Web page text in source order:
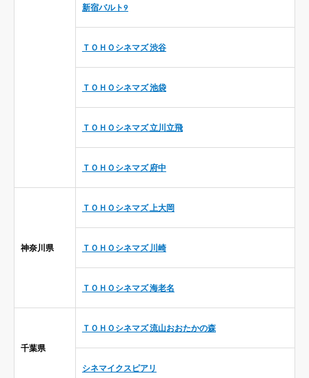
新宿バルト9
ＴＯＨＯシネマズ 渋谷
ＴＯＨＯシネマズ 池袋
ＴＯＨＯシネマズ 立川立飛
ＴＯＨＯシネマズ 府中
神奈川県
ＴＯＨＯシネマズ 上大岡
ＴＯＨＯシネマズ 川崎
ＴＯＨＯシネマズ 海老名
千葉県
ＴＯＨＯシネマズ 流山おおたかの森
シネマイクスピアリ